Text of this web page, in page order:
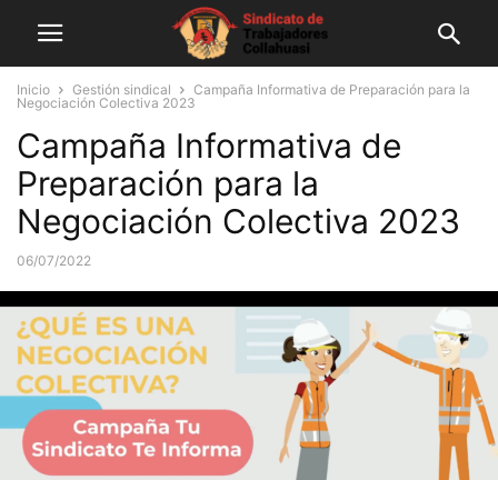
Inicio Gestión sindical
Campaña Informativa de Preparación para la
Negociación Colectiva 2023
Campaña Informativa de
Preparación para la
Negociación Colectiva 2023
06/07/2022